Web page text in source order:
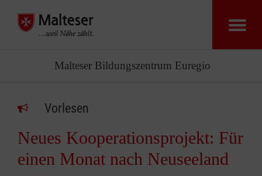
Malteser Bildungszentrum Euregio
Vorlesen
Neues Kooperationsprojekt: Für
einen Monat nach Neuseeland